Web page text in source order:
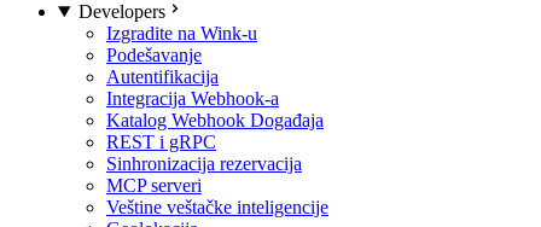
Developers
Izgradite na Wink-u
Podešavanje
Autentifikacija
Integracija Webhook-a
Katalog Webhook Događaja
REST i gRPC
Sinhronizacija rezervacija
MCP serveri
Veštine veštačke inteligencije